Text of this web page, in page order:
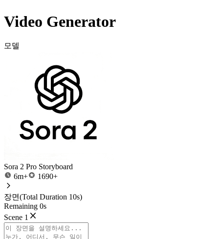
Video Generator
모델
Sora 2 Pro Storyboard
6m+
1690+
장면(Total Duration 10s)
Remaining 0s
Scene 1